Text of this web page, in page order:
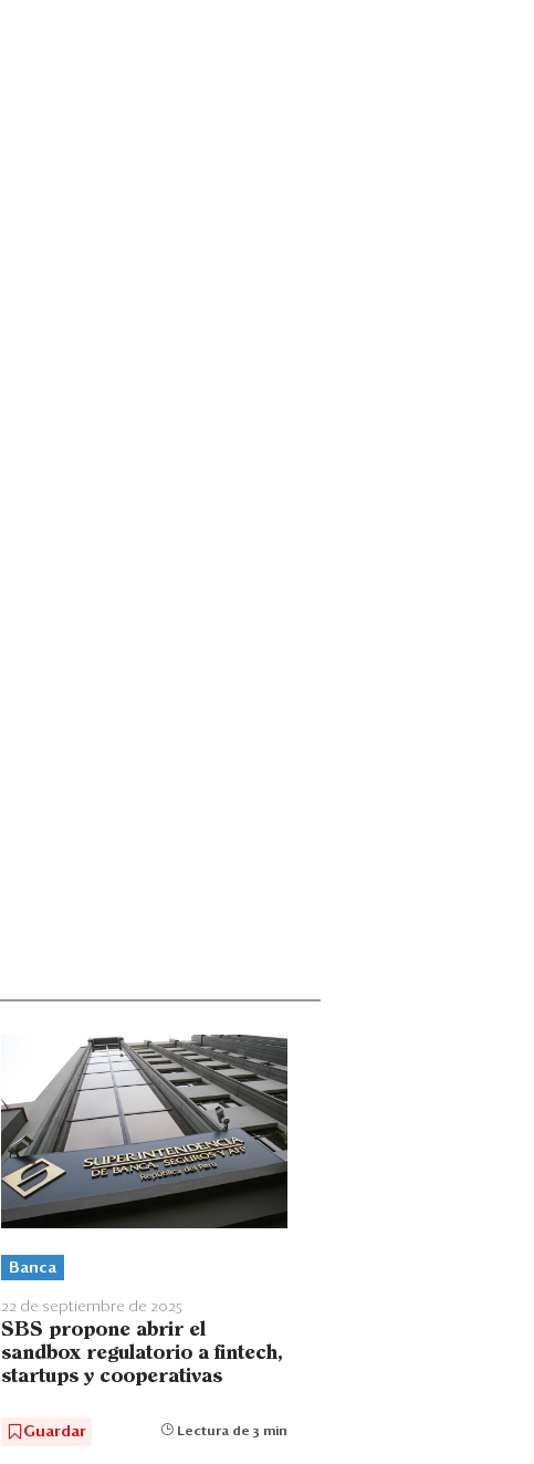
Banca
22 de septiembre de 2025
SBS propone abrir el
sandbox regulatorio a fintech,
startups y cooperativas
Guardar Lectura de 3 min